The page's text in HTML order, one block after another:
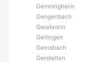
Gemmrigheim
Gengenbach
Gerabronn
Gerlingen
Gernsbach
Gerstetten